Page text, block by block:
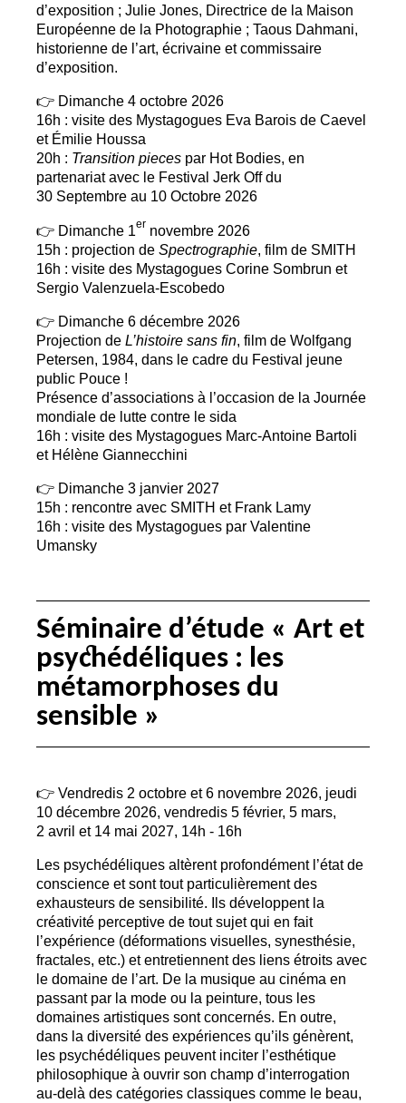
d’exposition ; Julie Jones, Directrice de la Maison
Européenne de la Photographie ; Taous Dahmani,
historienne de l’art, écrivaine et commissaire
d’exposition.
👉 Dimanche 4 octobre 2026
16h : visite des Mystagogues Eva Barois de Caevel
et Émilie Houssa
20h : Transition pieces par Hot Bodies, en
partenariat avec le Festival Jerk Off du
30 Septembre au 10 Octobre 2026
👉 Dimanche 1 er novembre 2026
15h : projection de Spectrographie , film de SMITH
16h : visite des Mystagogues Corine Sombrun et
Sergio Valenzuela-Escobedo
👉 Dimanche 6 décembre 2026
Projection de L’histoire sans fin, film de Wolfgang
Petersen, 1984, dans le cadre du Festival jeune
public Pouce !
Présence d’associations à l’occasion de la Journée
mondiale de lutte contre le sida
16h : visite des Mystagogues Marc-Antoine Bartoli
et Hélène Giannecchini
👉 Dimanche 3 janvier 2027
15h : rencontre avec SMITH et Frank Lamy
16h : visite des Mystagogues par Valentine
Umansky
Séminaire d’étude « Art et
psychédéliques : les
métamorphoses du
sensible »
👉 Vendredis 2 octobre et 6 novembre 2026, jeudi
10 décembre 2026, vendredis 5 février, 5 mars,
2 avril et 14 mai 2027, 14h - 16h
Les psychédéliques altèrent profondément l’état de
conscience et sont tout particulièrement des
exhausteurs de sensibilité. Ils développent la
créativité perceptive de tout sujet qui en fait
l’expérience (déformations visuelles, synesthésie,
fractales, etc.) et entretiennent des liens étroits avec
le domaine de l’art. De la musique au cinéma en
passant par la mode ou la peinture, tous les
domaines artistiques sont concernés. En outre,
dans la diversité des expériences qu’ils génèrent,
les psychédéliques peuvent inciter l’esthétique
philosophique à ouvrir son champ d’interrogation
au-delà des catégories classiques comme le beau,